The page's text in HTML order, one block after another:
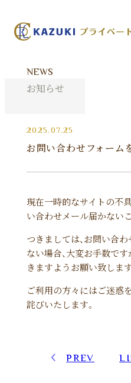
NEWS
お知らせ
2025.07.25
お問い合わせフォーム
現在一時的なサイトの不
い合わせメール届かない
つきましては、お問い合
ない場合、大変お手数で
きますようお願い致します
ご利用の方々にはご迷惑
詫びいたします。
PREV